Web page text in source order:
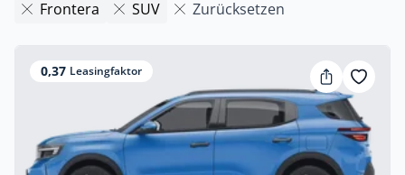
Frontera SUV Zurücksetzen
0,37 Leasingfaktor